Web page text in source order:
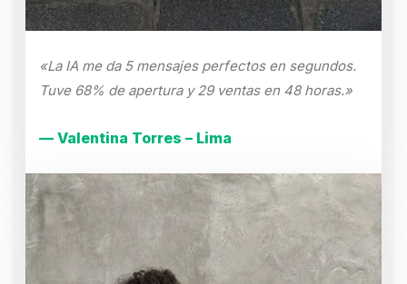
«La IA me da 5 mensajes perfectos en segundos.
Tuve 68% de apertura y 29 ventas en 48 horas.»
— Valentina Torres – Lima